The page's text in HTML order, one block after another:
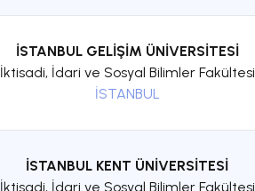
İSTANBUL GELİŞİM ÜNİVERSİTESİ
İktisadi, İdari ve Sosyal Bilimler Fakültesi
İSTANBUL
İSTANBUL KENT ÜNİVERSİTESİ
İktisadi, İdari ve Sosyal Bilimler Fakültesi